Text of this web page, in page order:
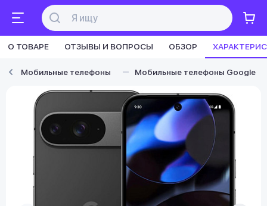
О ТОВАРЕ ОТЗЫВЫ И ВОПРОСЫ ОБЗОР
Мобильные телефоны Мобильные телефоны Google